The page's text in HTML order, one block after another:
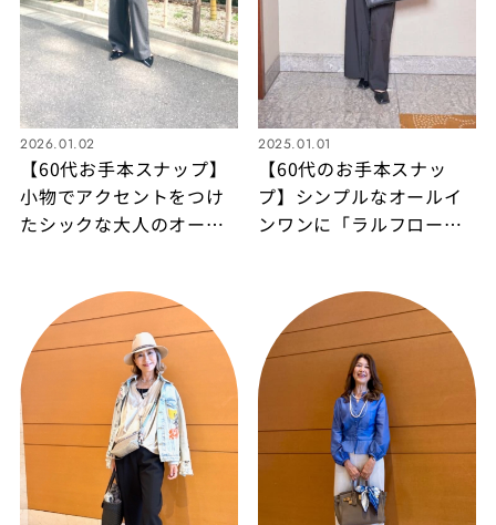
2026.01.02
【60代お手本スナップ】
小物でアクセントをつけ
たシックな大人のオール
2025.01.01
【60代のお手本スナッ
プ】シンプルなオールイ
ンワンに「ラルフローレ
るお呼ばれ服！